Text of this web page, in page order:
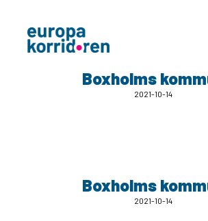
Boxholms
2021-10-14
Boxholms
2021-10-14